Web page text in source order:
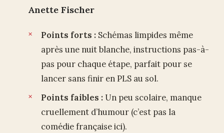
Anette Fischer
Points forts : Schémas limpides même
après une nuit blanche, instructions pas-à-
pas pour chaque étape, parfait pour se
lancer sans finir en PLS au sol.
Points faibles : Un peu scolaire, manque
cruellement d’humour (c’est pas la
comédie française ici).